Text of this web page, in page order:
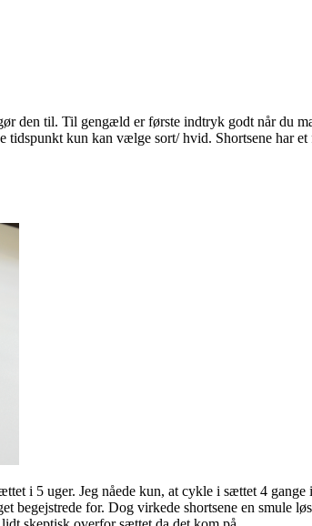
den til. Til gengæld er første indtryk godt når du
kun kan vælge sort/ hvid. Shortsene har
i 5 uger. Jeg nåede kun, at cykle i sættet 4
begejstrede for. Dog virkede shortsene en smule